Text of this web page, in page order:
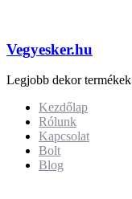
Vegyesker.hu
Legjobb dekor termékek
Kezdőlap
Rólunk
Kapcsolat
Bolt
Blog